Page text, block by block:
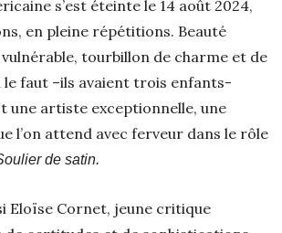
s’est éteinte le 14 août 2024,
en pleine répétitions. Beauté
tourbillon de charme et de
le faut –ils avaient trois enfants-
une artiste exceptionnelle, une
l’on attend avec ferveur dans le rôle
de satin.
Eloïse Cornet, jeune critique